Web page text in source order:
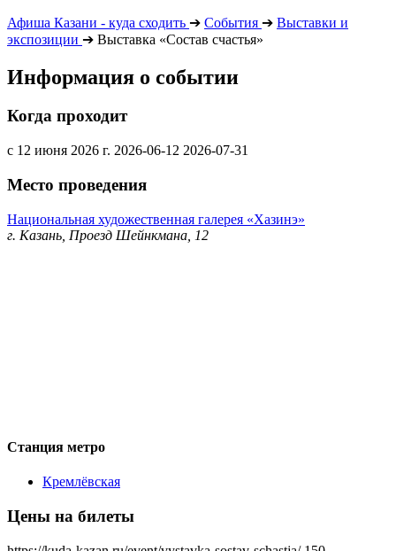
Афиша Казани - куда сходить ➔ События ➔ Выставки и
экспозиции ➔ Выставка «Состав счастья»
Информация о событии
Когда проходит
с 12 июня 2026 г. 2026-06-12 2026-07-31
Место проведения
Национальная художественная галерея «Хазинэ»
г. Казань, Проезд Шейнкмана, 12
Станция метро
Кремлёвская
Цены на билеты